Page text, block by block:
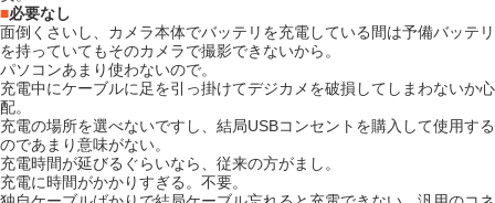
■必要なし
面倒くさいし、カメラ本体でバッテリを充電している間は予備バッテリ
を持っていてもそのカメラで撮影できないから。
パソコンあまり使わないので。
充電中にケーブルに足を引っ掛けてデジカメを破損してしまわないか心
配。
充電の場所を選べないですし、結局USBコンセントを購入して使用する
のであまり意味がない。
充電時間が延びるぐらいなら、従来の方がまし。
充電に時間がかかりすぎる。不要。